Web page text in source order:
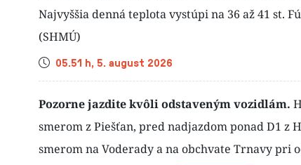
Čas
05.51 h, 5. august 2026
Najvyššia denná teplota vystúpi na 36 až 41 st.
(SHMÚ)
Pozorne jazdite kvôli odstaveným vozidlám.
smerom z Piešťan, pred nadjazdom ponad D1 z
smerom na Voderady a na obchvate Trnavy pri